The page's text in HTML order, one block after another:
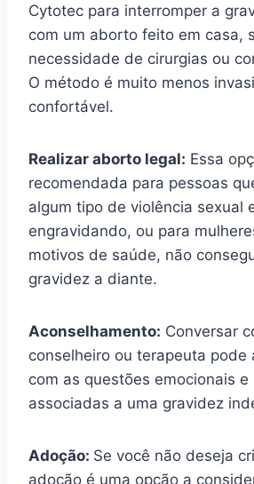
Cytotec para interromper a
com um aborto feito em casa,
necessidade de cirurgias ou
O método é muito menos
confortável.
Realizar aborto legal: Essa
recomendada para pessoas
algum tipo de violência sexual
engravidando, ou para
motivos de saúde, não
gravidez a diante.
Aconselhamento: Conversar
conselheiro ou terapeuta pode
com as questões emocionais e
associadas a uma gravidez
Adoção: Se você não deseja
adoção é uma opção a